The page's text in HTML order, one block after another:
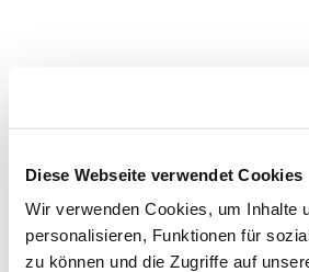
Diese Webseite verwendet Cookies
Wir verwenden Cookies, um Inhalte
personalisieren, Funktionen für
zu können und die Zugriffe auf